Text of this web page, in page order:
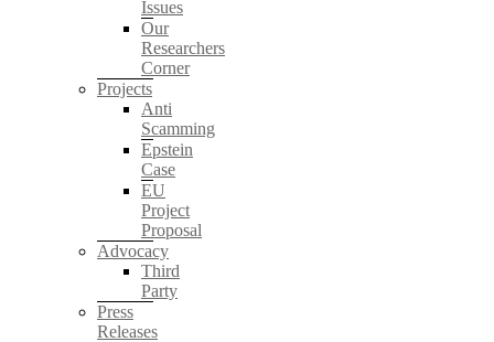
Issues
Our
Researchers
Corner
Projects
Anti
Scamming
Epstein
Case
EU
Project
Proposal
Advocacy
Third
Party
Press
Releases